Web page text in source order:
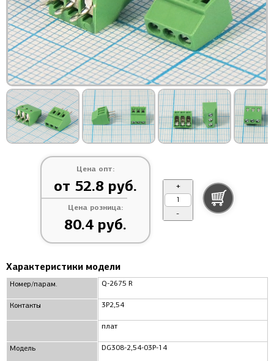
Цена опт:
от 52.8 руб.
Цена розница:
80.4 руб.
+
-
Характеристики модели
Номер/парам.
Контакты
Модель
Q-2675 R
3P2,54
плат
DG308-2,54-03P-14